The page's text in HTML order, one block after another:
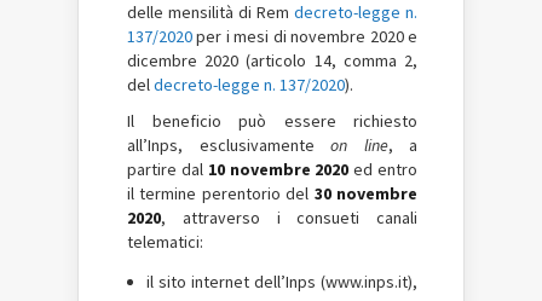
delle mensilità di Rem decreto-legge n.
137/2020per i mesi di novembre 2020 e
dicembre 2020 (articolo 14, comma 2,
deldecreto-legge n. 137/2020).
Il beneficio può essere richiesto
all’Inps, esclusivamente on line, a
partire dal 10 novembre 2020 ed entro
il termine perentorio del 30 novembre
2020, attraverso i consueti canali
telematici:
il sito internet dell’Inps (www.inps.it),